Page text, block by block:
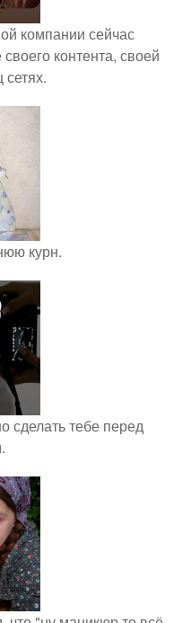
компании сейчас
контента, своей
курн.
сделать тебе перед